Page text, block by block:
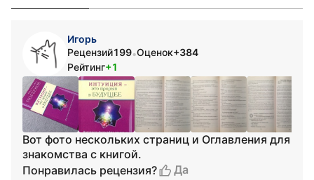
Игорь
Рецензий199•Оценок+384
Рейтинг+1
Вот фото нескольких страниц и Оглавления для
знакомства с книгой.
Понравилась рецензия?
Да